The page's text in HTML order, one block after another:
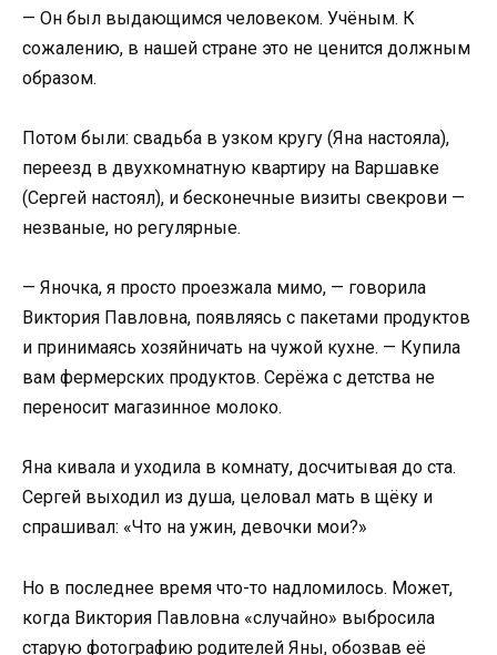
— Он был выдающимся человеком. Учёным. К
сожалению, в нашей стране это не ценится должным
образом.
Потом были: свадьба в узком кругу (Яна настояла),
переезд в двухкомнатную квартиру на Варшавке
(Сергей настоял), и бесконечные визиты свекрови —
незваные, но регулярные.
— Яночка, я просто проезжала мимо, — говорила
Виктория Павловна, появляясь с пакетами продуктов
и принимаясь хозяйничать на чужой кухне. — Купила
вам фермерских продуктов. Серёжа с детства не
переносит магазинное молоко.
Яна кивала и уходила в комнату, досчитывая до ста.
Сергей выходил из душа, целовал мать в щёку и
спрашивал: «Что на ужин, девочки мои?»
Но в последнее время что-то надломилось. Может,
когда Виктория Павловна «случайно» выбросила
старую фотографию родителей Яны, обозвав её